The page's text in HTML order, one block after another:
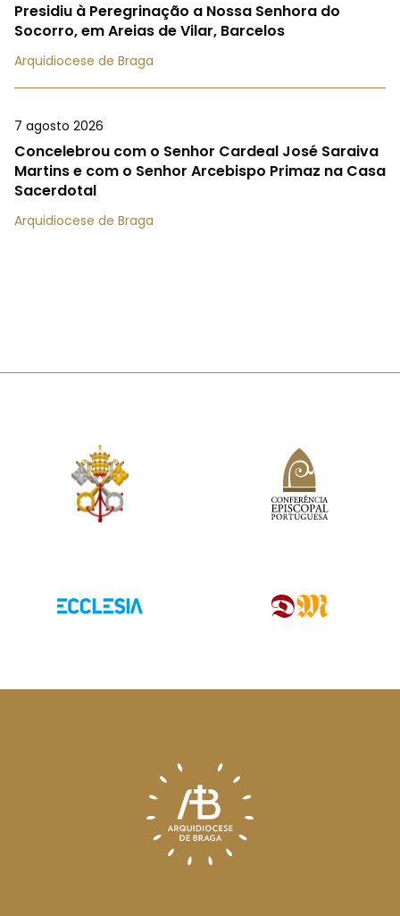
Presidiu à Peregrinação a Nossa Senhora do
Socorro, em Areias de Vilar, Barcelos
Arquidiocese de Braga
7 agosto 2026
Concelebrou com o Senhor Cardeal José Saraiva
Martins e com o Senhor Arcebispo Primaz na Casa
Sacerdotal
Arquidiocese de Braga